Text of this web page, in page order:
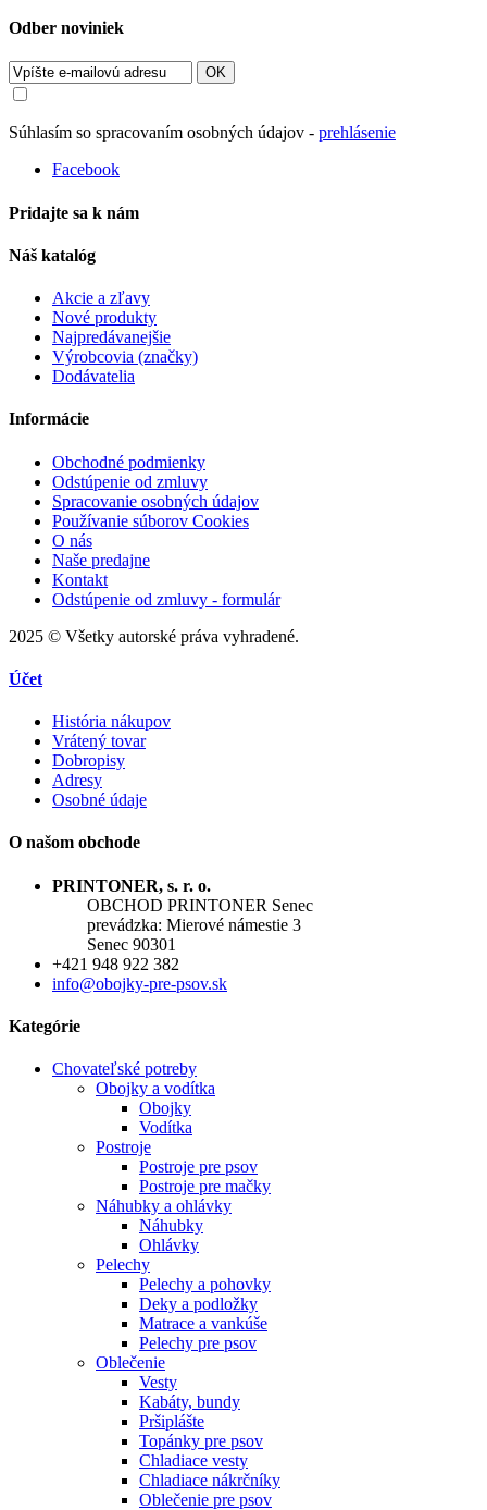
Odber noviniek
OK
Súhlasím so spracovaním osobných údajov - prehlásenie
Facebook
Pridajte sa k nám
Náš katalóg
Akcie a zľavy
Nové produkty
Najpredávanejšie
Výrobcovia (značky)
Dodávatelia
Informácie
Obchodné podmienky
Odstúpenie od zmluvy
Spracovanie osobných údajov
Používanie súborov Cookies
O nás
Naše predajne
Kontakt
Odstúpenie od zmluvy - formulár
2025 © Všetky autorské práva vyhradené.
Účet
História nákupov
Vrátený tovar
Dobropisy
Adresy
Osobné údaje
O našom obchode
PRINTONER, s. r. o.
OBCHOD PRINTONER Senec
prevádzka: Mierové námestie 3
Senec 90301
+421 948 922 382
info@obojky-pre-psov.sk
Kategórie
Chovateľské potreby
Obojky a vodítka
Obojky
Vodítka
Postroje
Postroje pre psov
Postroje pre mačky
Náhubky a ohlávky
Náhubky
Ohlávky
Pelechy
Pelechy a pohovky
Deky a podložky
Matrace a vankúše
Pelechy pre psov
Oblečenie
Vesty
Kabáty, bundy
Pršiplášte
Topánky pre psov
Chladiace vesty
Chladiace nákrčníky
Oblečenie pre psov